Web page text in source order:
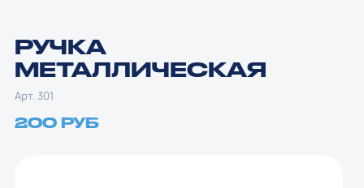
РУЧКА
МЕТАЛЛИЧЕСКАЯ
Арт. 301
200 РУБ